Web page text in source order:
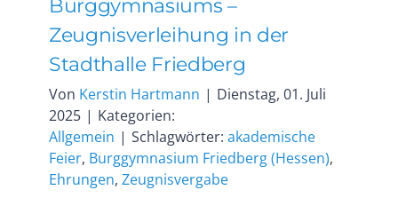
Burggymnasiums –
Zeugnisverleihung in der
Stadthalle Friedberg
Von Kerstin Hartmann | Dienstag, 01. Juli
2025 | Kategorien:
Allgemein | Schlagwörter: akademische
Feier, Burggymnasium Friedberg (Hessen),
Ehrungen, Zeugnisvergabe